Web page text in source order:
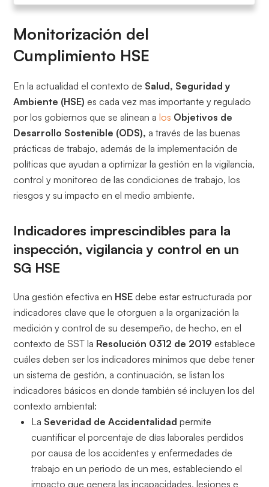
Monitorización del
Cumplimiento HSE
En la actualidad el contexto de Salud, Seguridad y
Ambiente (HSE) es cada vez mas importante y regulado
por los gobiernos que se alinean a los Objetivos de
Desarrollo Sostenible (ODS), a través de las buenas
prácticas de trabajo, además de la implementación de
políticas que ayudan a optimizar la gestión en la vigilancia,
control y monitoreo de las condiciones de trabajo, los
riesgos y su impacto en el medio ambiente.
Indicadores imprescindibles para la
inspección, vigilancia y control en un
SG HSE
Una gestión efectiva en HSE debe estar estructurada por
indicadores clave que le otorguen a la organización la
medición y control de su desempeño, de hecho, en el
contexto de SST la Resolución 0312 de 2019 establece
cuáles deben ser los indicadores mínimos que debe tener
un sistema de gestión, a continuación, se listan los
indicadores básicos en donde también sé incluyen los del
contexto ambiental:
La Severidad de Accidentalidadpermite
cuantificar el porcentaje de días laborales perdidos
por causa de los accidentes y enfermedades de
trabajo en un periodo de un mes, estableciendo el
impacto que genera las incapacidades, lesiones e